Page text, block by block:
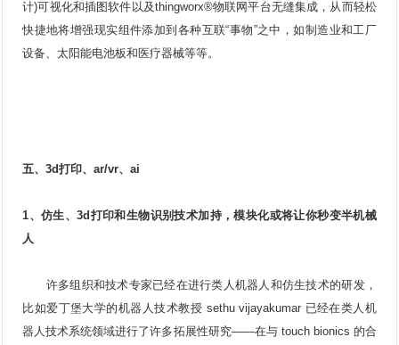
计)可视化和插图软件以及thingworx®物联网平台无缝集成，从而轻松
快捷地将增强现实组件添加到各种互联“事物”之中，如制造业和工厂
设备、太阳能电池板和医疗器械等等。
五、3d打印、ar/vr、ai
1、仿生、3d打印和生物识别技术加持，模块化或将让你秒变半机械
人
许多组织和技术专家已经在进行类人机器人和仿生技术的研发，
比如爱丁堡大学的机器人技术教授 sethu vijayakumar 已经在类人机
器人技术系统领域进行了许多拓展性研究——在与 touch bionics 的合